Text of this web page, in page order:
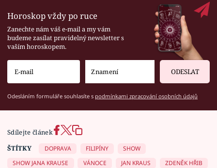
Horoskop vždy po ruce
Zanechte nám váš e-mail a my vám
budeme zasílat pravidelný newsletter s
vaším horoskopem.
ODESLAT
Odesláním formuláře souhlasíte s podmínkami zpracování osobních údajů
Sdílejte článek
ŠTÍTKY
DOPRAVA FILIPÍNY
SHOW
SHOW JANA KRAUSE
VÁNOCE JAN KRAUS
ZDENĚK HŘIB